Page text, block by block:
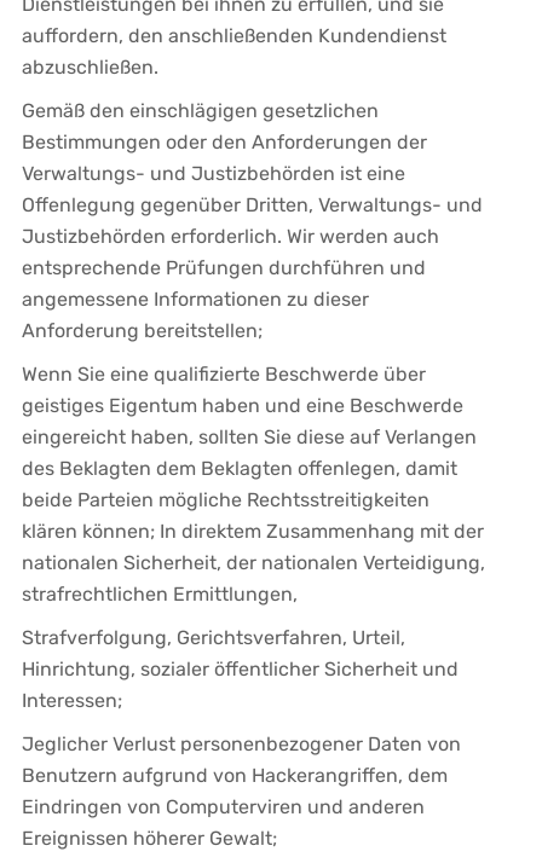
auffordern, den anschließenden Kundendienst
abzuschließen.
Gemäß den einschlägigen gesetzlichen
Bestimmungen oder den Anforderungen der
Verwaltungs- und Justizbehörden ist eine
Offenlegung gegenüber Dritten, Verwaltungs- und
Justizbehörden erforderlich. Wir werden auch
entsprechende Prüfungen durchführen und
angemessene Informationen zu dieser
Anforderung bereitstellen;
Wenn Sie eine qualifizierte Beschwerde über
geistiges Eigentum haben und eine Beschwerde
eingereicht haben, sollten Sie diese auf Verlangen
des Beklagten dem Beklagten offenlegen, damit
beide Parteien mögliche Rechtsstreitigkeiten
klären können; In direktem Zusammenhang mit der
nationalen Sicherheit, der nationalen Verteidigung,
strafrechtlichen Ermittlungen,
Strafverfolgung, Gerichtsverfahren, Urteil,
Hinrichtung, sozialer öffentlicher Sicherheit und
Interessen;
Jeglicher Verlust personenbezogener Daten von
Benutzern aufgrund von Hackerangriffen, dem
Eindringen von Computerviren und anderen
Ereignissen höherer Gewalt;